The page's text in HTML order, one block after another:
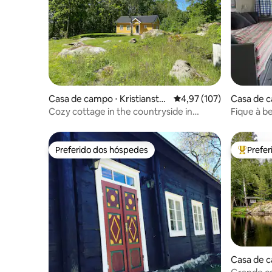
Casa de campo ⋅ Kristiansta
d
4,97 de uma avaliação
4,97 (107)
Cozy cottage in the countryside in
Casa de
Fique à
Preferido dos hóspedes
Preferido dos hóspedes Entre
Casa de